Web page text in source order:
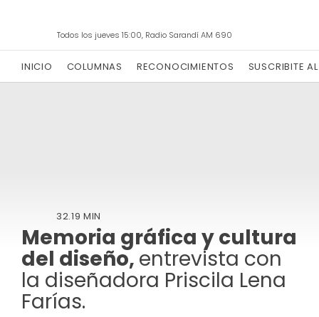
Todos los jueves 15:00, Radio Sarandí AM 690
INICIO COLUMNAS RECONOCIMIENTOS SUSCRIBITE
32.19 MIN
Memoria gráfica y cultura
del diseño, entrevista con
la diseñadora Priscila Lena
Farías.